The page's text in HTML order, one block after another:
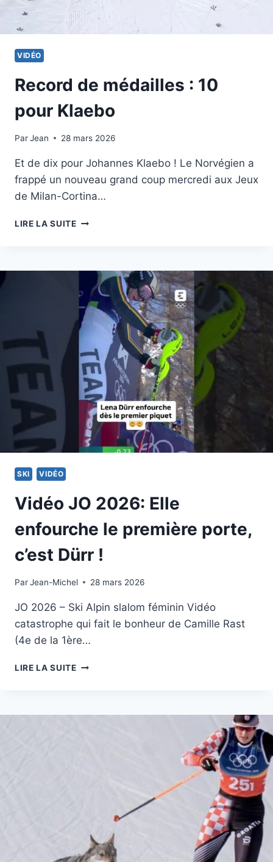
VIDÉO
Record de médailles : 10
pour Klaebo
ParJean
18 février 202628 mars 2026
Et de dix pour Johannes Klaebo ! Le Norvégien a
frappé un nouveau grand coup mercredi aux Jeux
de Milan-Cortina…
LIRE LA SUITERECORD
10
POUR
KLAEBO
SKI VIDÉO
Vidéo JO 2026: Elle
enfourche le première porte,
c’est Dürr !
ParJean-Michel
18 février 2026 28 mars 2026
JO 2026 – Ski Alpin slalom féminin Vidéo
catastrophe qui fait le bonheur de Camille Rast
(4e de la 1ère…
LIRE LA SUITEVIDÉO
ENFOURCHE